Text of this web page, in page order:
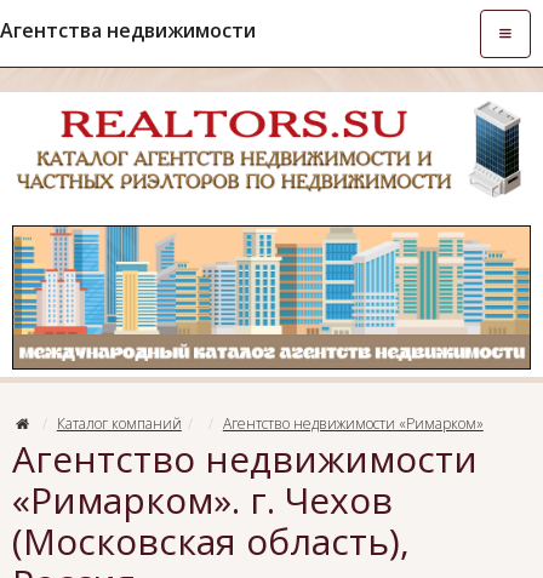
Агентства недвижимости
Каталог компаний Агентство недвижимости «Римарком»
Агентство недвижимости
«Римарком». г. Чехов
(Московская область),